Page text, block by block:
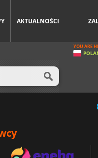
AKTUALNOŚCI
YOU ARE